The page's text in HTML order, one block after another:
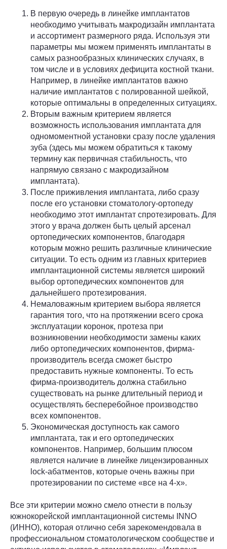
В первую очередь в линейке имплантатов
необходимо учитывать макродизайн имплантата
и ассортимент размерного ряда. Используя эти
параметры мы можем применять имплантаты в
самых разнообразных клинических случаях, в
том числе и в условиях дефицита костной ткани.
Например, в линейке имплантатов важно
наличие имплантатов с полированной шейкой,
которые оптимальны в определенных ситуациях.
Вторым важным критерием является
возможность использования имплантата для
одномоментной установки сразу после удаления
зуба (здесь мы можем обратиться к такому
термину как первичная стабильность, что
напрямую связано с макродизайном
имплантата).
После приживления имплантата, либо сразу
после его установки стоматологу-ортопеду
необходимо этот имплантат спротезировать. Для
этого у врача должен быть целый арсенал
ортопедических компонентов, благодаря
которым можно решить различные клинические
ситуации. То есть одним из главных критериев
имплантационной системы является широкий
выбор ортопедических компонентов для
дальнейшего протезирования.
Немаловажным критерием выбора является
гарантия того, что на протяжении всего срока
эксплуатации коронок, протеза при
возникновении необходимости замены каких
либо ортопедических компонентов, фирма-
производитель всегда сможет быстро
предоставить нужные компоненты. То есть
фирма-производитель должна стабильно
существовать на рынке длительный период и
осуществлять бесперебойное производство
всех компонентов.
Экономическая доступность как самого
имплантата, так и его ортопедических
компонентов. Например, большим плюсом
является наличие в линейке лицензированных
lock-абатментов, которые очень важны при
протезировании по системе «все на 4-х».
Все эти критерии можно смело отнести в пользу
южнокорейской имплантационной системы INNO
(ИННО), которая отлично себя зарекомендовала в
профессиональном стоматологическом сообществе и